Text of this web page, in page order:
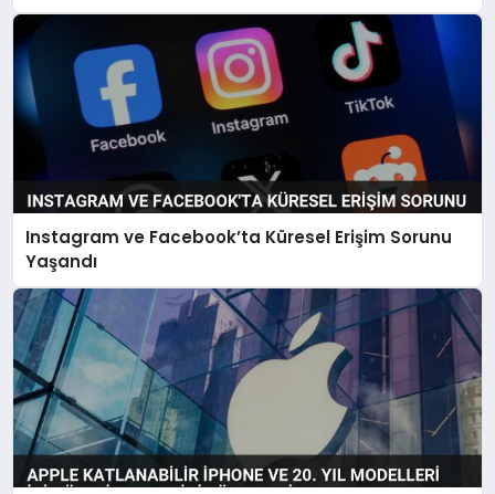
Instagram ve Facebook’ta Küresel Erişim Sorunu
Yaşandı